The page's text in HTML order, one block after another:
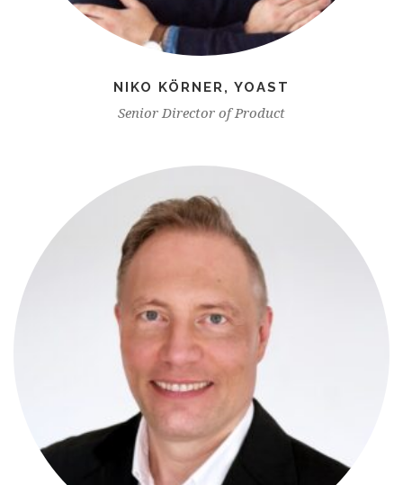
NIKO KÖRNER, YOAST
Senior Director of Product